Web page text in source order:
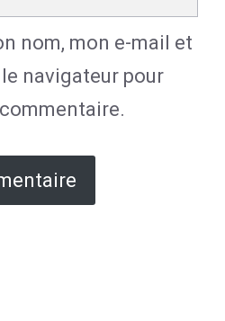
nom, mon e-mail et
navigateur pour